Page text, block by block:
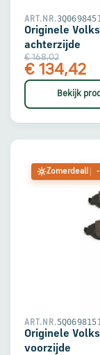
ART.NR.
Originele
achterzijde
€ 168,02
€ 134,42
Bekijk
Zomerdeal!
ART.NR.
Originele
voorzijde